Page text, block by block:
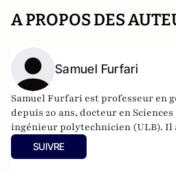
A PROPOS DES
Samuel Furfari
Samuel Furfari est professeur en
depuis 20 ans, docteur en
ingénieur polytechnicien (ULB).
ans haut fonctionnaire à la
de la Commission européenne.
SUIVRE